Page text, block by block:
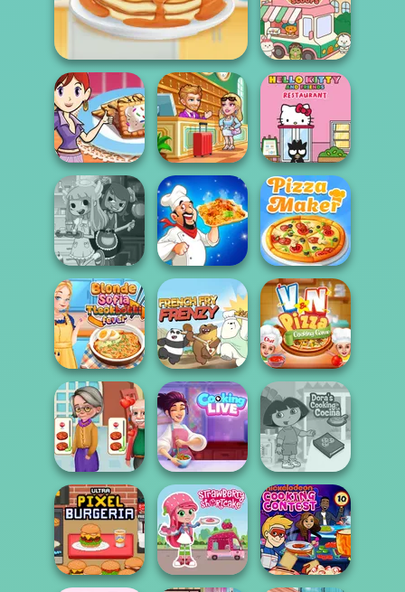
Tasty Ice Cream Pancake
Paws & Pals
Diner
Purr-fect Scoops
Sara's Cooking
Class: Mini Pop...
Hotel Fever
Tycoon
Hello Kitty And
Friends Restau...
Devilish Cooking Biryani Recipes The Pizza Maker
Blonde Sofia:
Tteokbokki Fever
French Fry Frenzy
V And N Pizza
Cooking Game
Cooking
Madness
Cooking Live: Be
a Chef&Cook
Dora Cooking in
la Cucina